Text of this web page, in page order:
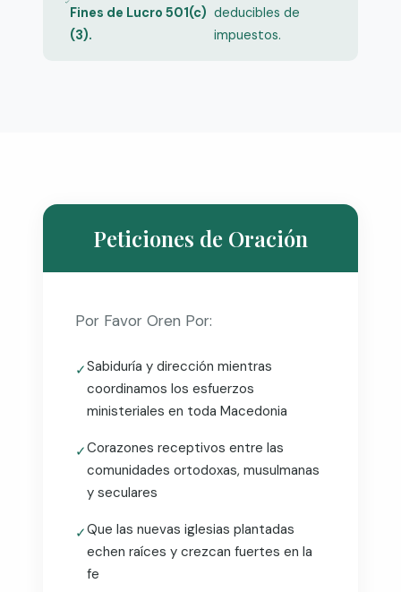
Fines de Lucro 501(c)
(3).
deducibles de
impuestos.
Peticiones de Oración
Por Favor Oren Por:
✓Sabiduría y dirección mientras
coordinamos los esfuerzos
ministeriales en toda Macedonia
✓Corazones receptivos entre las
comunidades ortodoxas, musulmanas
y seculares
✓Que las nuevas iglesias plantadas
echen raíces y crezcan fuertes en la
fe